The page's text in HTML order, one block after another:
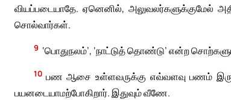
வியப்படையாதே. ஏனெனில், அலுவலர்களுக்குமேல்
சொல்வார்கள்.
9 ‘பொதுநலம்’, ‘நாட்டுத் தொண்டு’ என்ற
10 பண ஆசை உள்ளவருக்கு எவ்வளவு பணம்
பயனடையாமற்போகிறார். இதுவும் வீணே.